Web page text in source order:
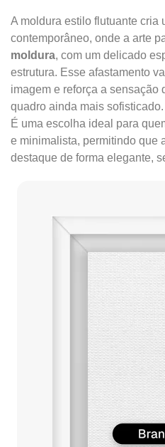
A moldura estilo flutuante cria
contemporâneo, onde a arte
moldura, com um delicado
estrutura. Esse afastamento
imagem e reforça a sensação
quadro ainda mais sofisticado.
É uma escolha ideal para
e minimalista, permitindo que
destaque de forma elegante,